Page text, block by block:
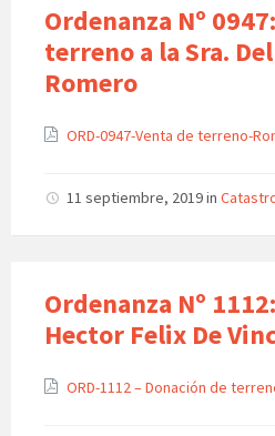
Ordenanza Nº
terreno a la Sra.
Romero
ORD-0947-Venta de terreno-
11 septiembre, 2019in
Ordenanza Nº
Hector Felix De
ORD-1112 – Donación de